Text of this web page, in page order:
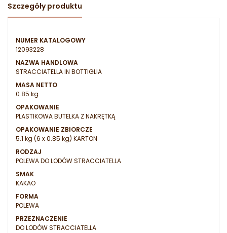
Szczegóły produktu
NUMER KATALOGOWY
12093228
NAZWA HANDLOWA
STRACCIATELLA IN BOTTIGLIA
MASA NETTO
0.85 kg
OPAKOWANIE
PLASTIKOWA BUTELKA Z NAKRĘTKĄ
OPAKOWANIE ZBIORCZE
5.1 kg (6 x 0.85 kg) KARTON
RODZAJ
POLEWA DO LODÓW STRACCIATELLA
SMAK
KAKAO
FORMA
POLEWA
PRZEZNACZENIE
DO LODÓW STRACCIATELLA